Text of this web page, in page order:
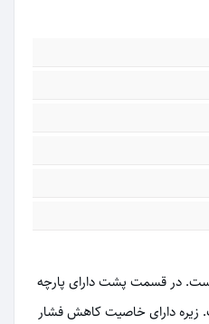
در قسمت پشت دارای پارچه
زیره دارای خاصیت کاهش فشار